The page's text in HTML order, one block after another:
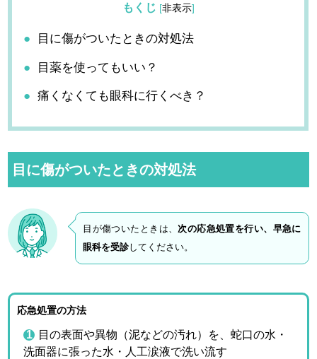
もくじ [非表示]
目に傷がついたときの対処法
目薬を使ってもいい？
痛くなくても眼科に行くべき？
目に傷がついたときの対処法
目が傷ついたときは、次の応急処置を行い、早急に
眼科を受診してください。
応急処置の方法
目の表面や異物（泥などの汚れ）を、蛇口の水・
洗面器に張った水・人工涙液で洗い流す